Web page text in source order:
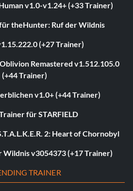
v1.0-v1.24+ (+33 Trainer)
theHunter: Ruf der Wildnis
(+27 Trainer)
Remastered v1.512.105.0
(+44 Trainer)
v1.0+ (+44 Trainer)
für STARFIELD
2: Heart of Chornobyl
v3054373 (+17 Trainer)
TRAINER